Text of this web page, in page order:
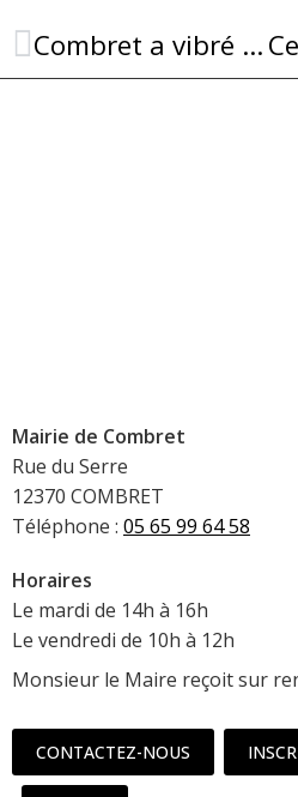
Combret a vibré au rythme du jazz et de Nougaro !
Mairie de Combret
Rue du Serre
12370 COMBRET
Téléphone : 05 65 99 64 58
Horaires
Le mardi de 14h à 16h
Le vendredi de 10h à 12h
Monsieur le Maire reçoit sur
CONTACTEZ-NOUS